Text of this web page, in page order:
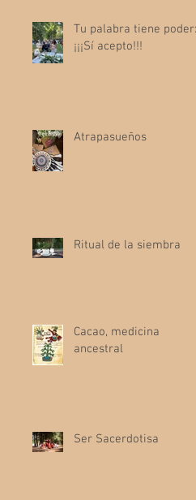
Tu palabra tiene poder:
¡¡¡Sí acepto!!!
Atrapasueños
Ritual de la siembra
Cacao, medicina
ancestral
Ser Sacerdotisa